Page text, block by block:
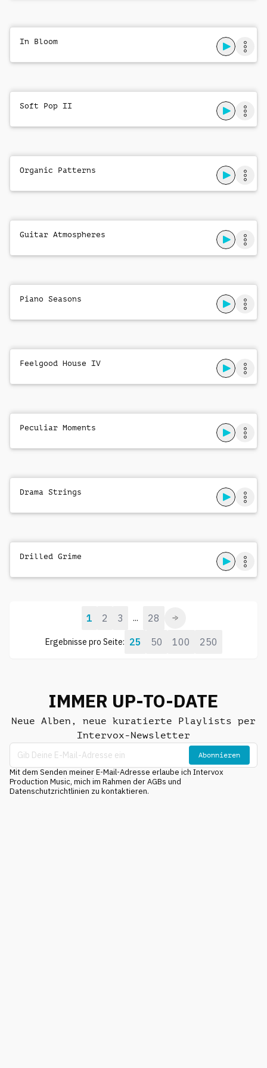
In Bloom
Soft Pop II
Organic Patterns
Guitar Atmospheres
Piano Seasons
Feelgood House IV
Peculiar Moments
Drama Strings
Drilled Grime
Ergebnisse pro Seite: 25 50 100 250
1 2 3 ... 28
IMMER UP-TO-DATE
Neue Alben, neue kuratierte Playlists per
Intervox-Newsletter
Abonnieren
Mit dem Senden meiner E-Mail-Adresse erlaube ich Intervox
Production Music, mich im Rahmen der AGBs und
Datenschutzrichtlinien zu kontaktieren.